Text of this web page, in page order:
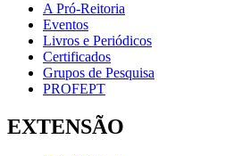
A Pró-Reitoria
Eventos
Livros e Periódicos
Certificados
Grupos de Pesquisa
PROFEPT
EXTENSÃO